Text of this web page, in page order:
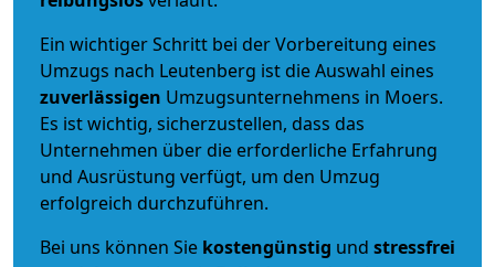
Ein wichtiger Schritt bei der Vorbereitung eines
Umzugs nach Leutenberg ist die Auswahl eines
zuverlässigen Umzugsunternehmens in Moers.
Es ist wichtig, sicherzustellen, dass das
Unternehmen über die erforderliche Erfahrung
und Ausrüstung verfügt, um den Umzug
erfolgreich durchzuführen.
Bei uns können Sie kostengünstig und stressfrei